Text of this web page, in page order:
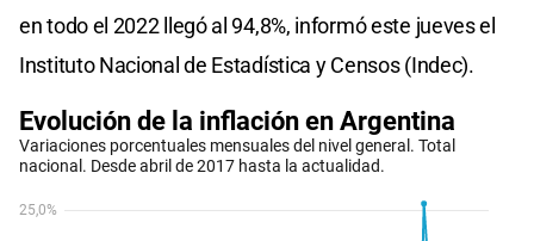
en todo el 2022 llegó al 94,8%, informó este jueves el
Instituto Nacional de Estadística y Censos (Indec).